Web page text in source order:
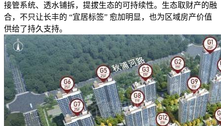
接管系统、透水铺拆，提拔生态的可持续性。生态取财产的融
合，不只让长丰的 “宜居标签” 愈加明显，也为区域房产价值
供给了持久支持。